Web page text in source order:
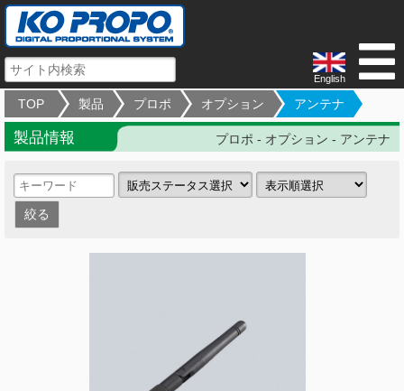
English
TOP 製品 プロポ オプション アンテナ
製品情報 プロポ - オプション - アンテナ